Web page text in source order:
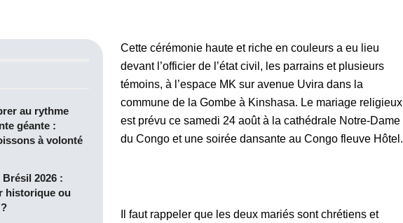
au rythme
géante :
à volonté
2026 :
historique ou
Cette cérémonie haute et riche en couleurs a eu lieu
devant l’officier de l’état civil, les parrains et plusieurs
témoins, à l’espace MK sur avenue Uvira dans la
commune de la Gombe à Kinshasa. Le mariage religieux
est prévu ce samedi 24 août à la cathédrale Notre-Dame
du Congo et une soirée dansante au Congo fleuve Hôtel.
Il faut rappeler que les deux mariés sont chrétiens et